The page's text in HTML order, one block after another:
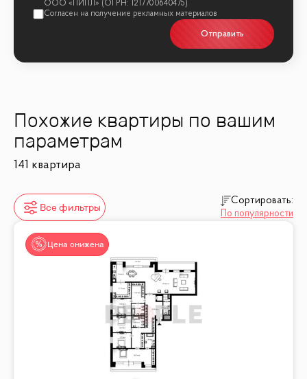
Отправить
Похожие квартиры по вашим
параметрам
141 квартира
Все фильтры
Сортировать:
По популярности
Цена снижена